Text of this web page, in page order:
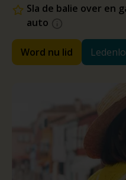
Sla de balie over en
auto
Word nu lid